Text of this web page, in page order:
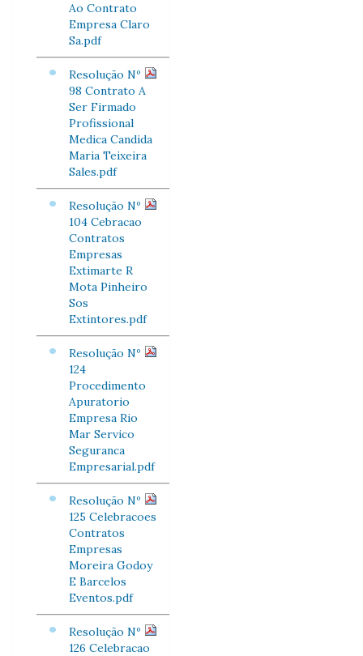
Ao Contrato
Empresa Claro
Sa.pdf
Resolução Nº
98 Contrato A
Ser Firmado
Profissional
Medica Candida
Maria Teixeira
Sales.pdf
Resolução Nº
104 Cebracao
Contratos
Empresas
Extimarte R
Mota Pinheiro
Sos
Extintores.pdf
Resolução Nº
124
Procedimento
Apuratorio
Empresa Rio
Mar Servico
Seguranca
Empresarial.pdf
Resolução Nº
125 Celebracoes
Contratos
Empresas
Moreira Godoy
E Barcelos
Eventos.pdf
Resolução Nº
126 Celebracao